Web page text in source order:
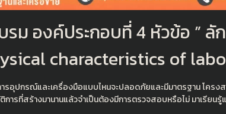
ม องค์ประกอบที่ 4 หัวข้อ ”
characteristics of
อุปกรณ์และเครื่องมือแบบไหนจะปลอดภัยและมีมาตรฐาน โค
ารที่สร้างมานานแล้วจำเป็นต้องมีการตรวจสอบหรือไม่ มาเรียน